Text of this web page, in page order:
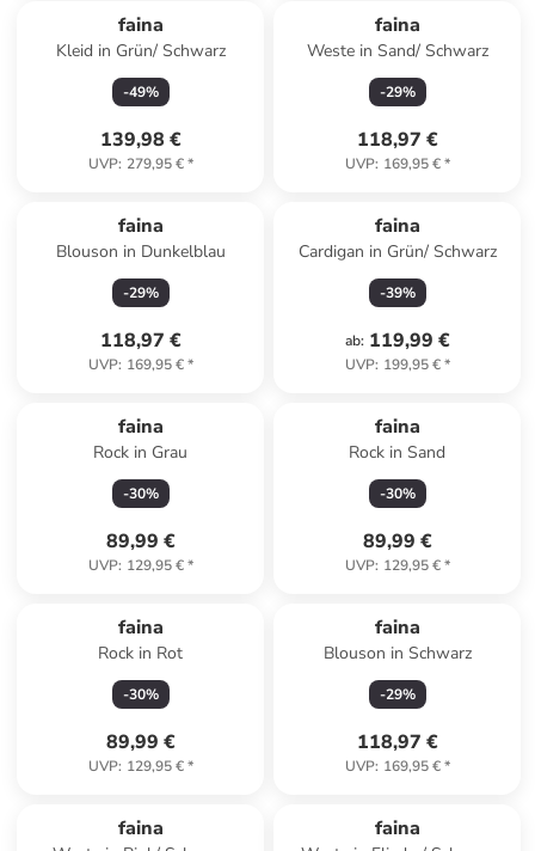
faina
Kleid in Grün/ Schwarz
-49%
139,98 €
UVP: 279,95 €*
faina
Weste in Sand/ Schwarz
-29%
118,97 €
UVP: 169,95 €*
faina
Blouson in Dunkelblau
-29%
118,97 €
UVP: 169,95 €*
faina
Cardigan in Grün/ Schwarz
-39%
ab: 119,99 €
UVP: 199,95 €*
faina
Rock in Grau
-30%
89,99 €
UVP: 129,95 €*
faina
Rock in Sand
-30%
89,99 €
UVP: 129,95 €*
faina
Rock in Rot
-30%
89,99 €
UVP: 129,95 €*
faina
Blouson in Schwarz
-29%
118,97 €
UVP: 169,95 €*
faina faina